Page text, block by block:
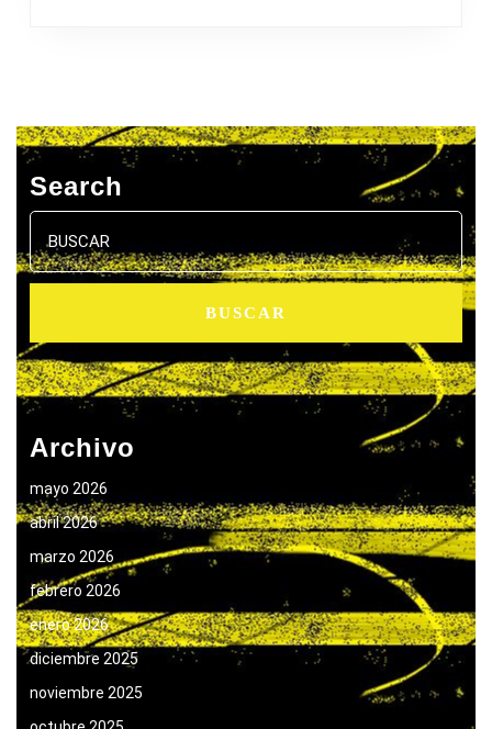
Search
Buscar:
Archivo
mayo 2026
abril 2026
marzo 2026
febrero 2026
enero 2026
diciembre 2025
noviembre 2025